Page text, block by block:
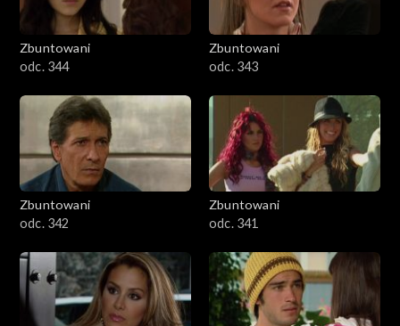
Zbuntowani
odc. 344
Zbuntowani
odc. 343
Zbuntowani
odc. 342
Zbuntowani
odc. 341